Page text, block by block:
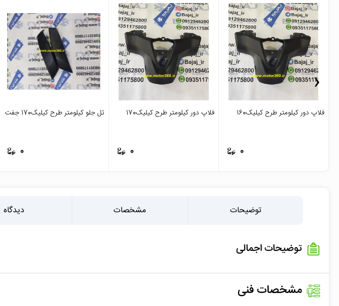
فلاپ دور کیلومتر طرح کیلیک160
0
فلاپ دور کیلومتر طرح کیلیک170
0
تل جلو کیلومتر طرح کیلیک170 جفت
0
‹
توضیحات مشخصات دیدگاه
توضیحات اجمالی
مشخصات فنی